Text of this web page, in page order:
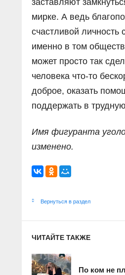
заставляют
мирке. А ведь
счастливой личность
именно в том
может просто так
человека что-то
доброе, оказать
поддержать в
Имя фигуранта
изменено.
Вернуться в раздел
ЧИТАЙТЕ ТАКЖЕ
По ком не